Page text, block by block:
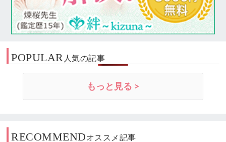
POPULAR 人気の記事
もっと見る >
RECOMMENDオススメ記事